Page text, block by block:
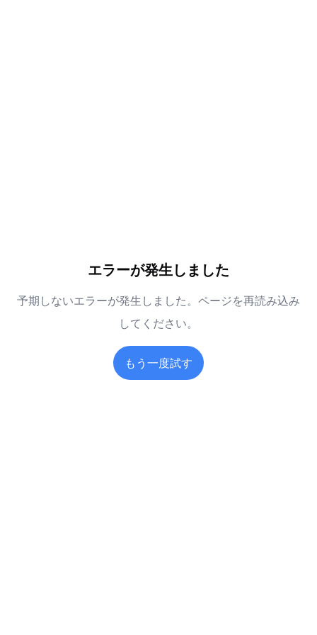
エラーが発生しました
予期しないエラーが発生しました。ページを再読み込み
してください。
もう一度試す